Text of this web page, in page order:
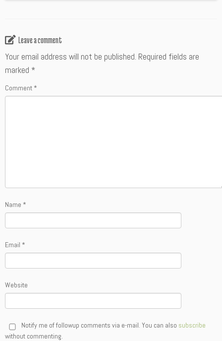
Leave a comment
Your email address will not be published. Required fields are
marked *
Comment *
Name *
Email *
Website
Notify me of followup comments via e-mail. You can also subscribe
without commenting.